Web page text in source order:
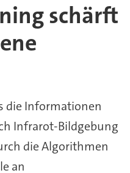
schärft
die Informationen
Infrarot-Bildgebung
die Algorithmen
an